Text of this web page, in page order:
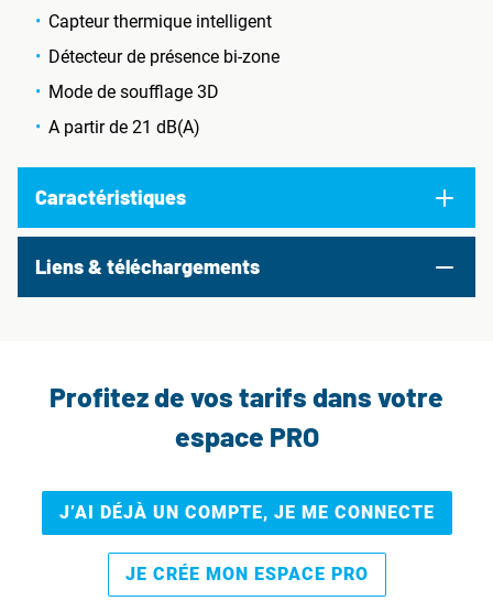
Capteur thermique intelligent
Détecteur de présence bi-zone
Mode de soufflage 3D
A partir de 21 dB(A)
Caractéristiques
Liens & téléchargements
Profitez de vos tarifs dans votre
espace PRO
J’AI DÉJÀ UN COMPTE, JE ME CONNECTE
JE CRÉE MON ESPACE PRO